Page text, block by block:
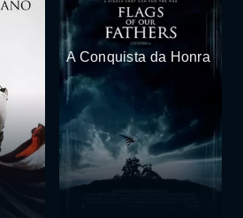
A Conquista da Honra